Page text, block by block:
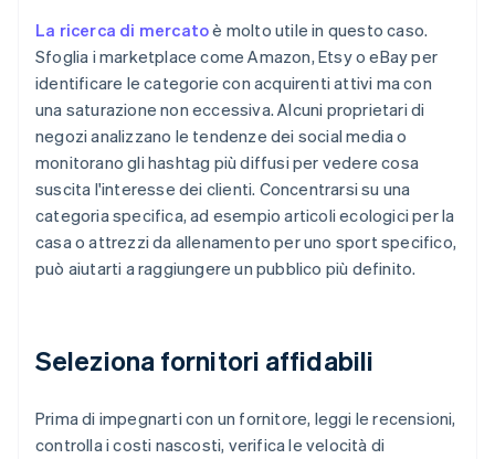
La ricerca di mercatoè molto utile in questo caso.
Sfoglia i marketplace come Amazon, Etsy o eBay per
identificare le categorie con acquirenti attivi ma con
una saturazione non eccessiva. Alcuni proprietari di
negozi analizzano le tendenze dei social media o
monitorano gli hashtag più diffusi per vedere cosa
suscita l'interesse dei clienti. Concentrarsi su una
categoria specifica, ad esempio articoli ecologici per la
casa o attrezzi da allenamento per uno sport specifico,
può aiutarti a raggiungere un pubblico più definito.
Seleziona fornitori affidabili
Prima di impegnarti con un fornitore, leggi le recensioni,
controlla i costi nascosti, verifica le velocità di